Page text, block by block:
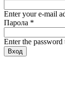
Enter your e-mail
Парола *
Enter the